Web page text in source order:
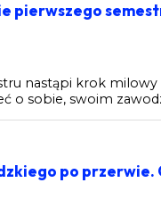
pierwszego
nastąpi krok
o sobie, swoim
po przerwie.